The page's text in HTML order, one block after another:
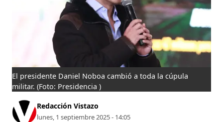
El presidente Daniel Noboa cambió a toda la cúpula
militar.(Foto: Presidencia )
Redacción Vistazo
lunes, 1 septiembre 2025 - 14:05